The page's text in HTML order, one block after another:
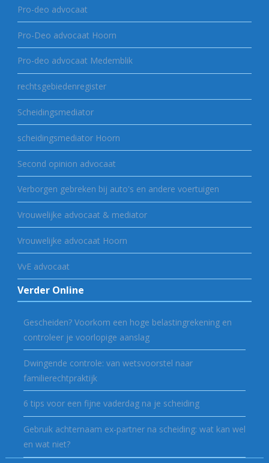
Pro-deo advocaat
Pro-Deo advocaat Hoorn
Pro-deo advocaat Medemblik
rechtsgebiedenregister
Scheidingsmediator
scheidingsmediator Hoorn
Second opinion advocaat
Verborgen gebreken bij auto's en andere voertuigen
Vrouwelijke advocaat & mediator
Vrouwelijke advocaat Hoorn
VvE advocaat
Verder Online
Gescheiden? Voorkom een hoge belastingrekening en
controleer je voorlopige aanslag
Dwingende controle: van wetsvoorstel naar
familierechtpraktijk
6 tips voor een fijne vaderdag na je scheiding
Gebruik achternaam ex-partner na scheiding: wat kan wel
en wat niet?